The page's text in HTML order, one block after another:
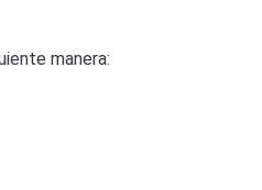
manera: